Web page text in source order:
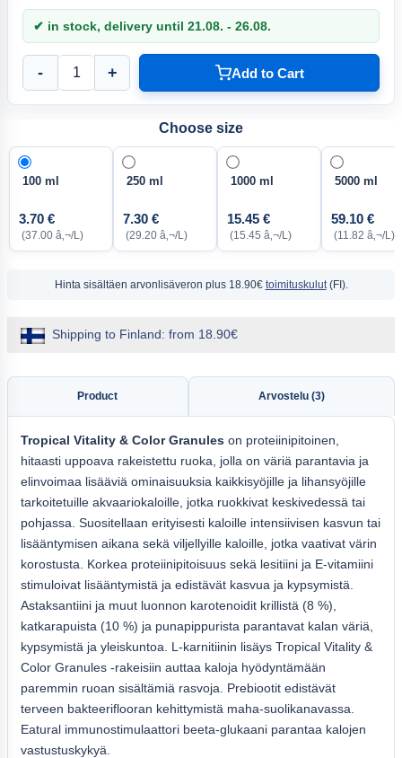
✔ in stock, delivery until 21.08. - 26.08.
- + Add to Cart
Choose size
100 ml
3.70 €
(37.00 â‚¬/L)
250 ml
7.30 €
(29.20 â‚¬/L)
1000 ml
15.45 €
(15.45 â‚¬/L)
5000 ml
59.10 €
(11.82 â‚¬/L)
Hinta sisältäen arvonlisäveron plus 18.90€ toimituskulut(FI).
Shipping to Finland: from 18.90€
Product Arvostelu (3)
Tropical Vitality & ColorGranules on proteiinipitoinen,
hitaasti uppoava rakeistettu ruoka, jolla on väriä parantavia ja
elinvoimaa lisääviä ominaisuuksia kaikkisyöjille ja lihansyöjille
tarkoitetuille akvaariokaloille, jotka ruokkivat keskivedessä tai
pohjassa. Suositellaan erityisesti kaloille intensiivisen kasvun tai
lisääntymisen aikana sekä viljellyille kaloille, jotka vaativat värin
korostusta. Korkea proteiinipitoisuus sekä lesitiini ja E-vitamiini
stimuloivat lisääntymistä ja edistävät kasvua ja kypsymistä.
Astaksantiini ja muut luonnon karotenoidit krillistä (8 %),
katkarapuista (10 %) ja punapippurista parantavat kalan väriä,
kypsymistä ja yleiskuntoa. L-karnitiinin lisäys Tropical Vitality &
Color Granules -rakeisiin auttaa kaloja hyödyntämään
paremmin ruoan sisältämiä rasvoja. Prebiootit edistävät
terveen bakteeriflooran kehittymistä maha-suolikanavassa.
Eatural immunostimulaattori beeta-glukaani parantaa kalojen
vastustuskykyä.